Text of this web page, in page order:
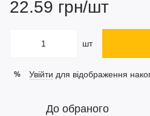
22.59 грн/шт
шт
% Увійти для відображення
До обраного